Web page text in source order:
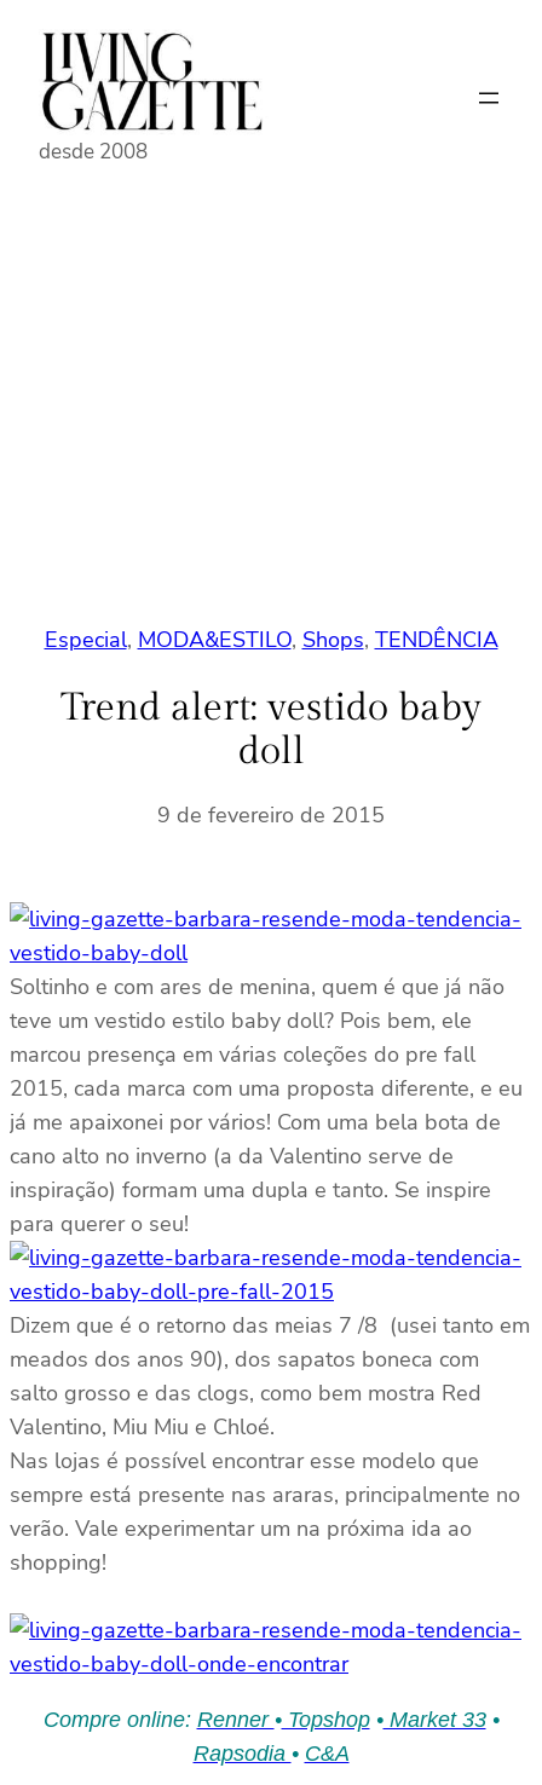
Pular
conteúdo
desde 2008
Especial, MODA&ESTILO, Shops, TENDÊNCIA
Trend alert: vestido baby
doll
9 de fevereiro de 2015
Soltinho e com ares de menina, quem é que já não
teve um vestido estilo baby doll? Pois bem, ele
marcou presença em várias coleções do pre fall
2015, cada marca com uma proposta diferente, e eu
já me apaixonei por vários! Com uma bela bota de
cano alto no inverno (a da Valentino serve de
inspiração) formam uma dupla e tanto. Se inspire
para querer o seu!
Dizem que é o retorno das meias 7 /8 (usei tanto em
meados dos anos 90), dos sapatos boneca com
salto grosso e das clogs, como bem mostra Red
Valentino, Miu Miu e Chloé.
Nas lojas é possível encontrar esse modelo que
sempre está presente nas araras, principalmente no
verão. Vale experimentar um na próxima ida ao
shopping!
Compre online: Renner •Topshop•Market 33•
Rapsodia • C&A